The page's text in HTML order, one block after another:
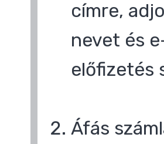
címre,
nevet és
előfizetés
Áfás